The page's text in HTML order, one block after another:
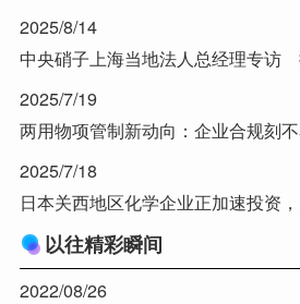
2025/8/14
中央硝子上海当地法人总经理专访
2025/7/19
两用物项管制新动向：企业合规刻不
2025/7/18
日本关西地区化学企业正加速投资
以往精彩瞬间
2022/08/26